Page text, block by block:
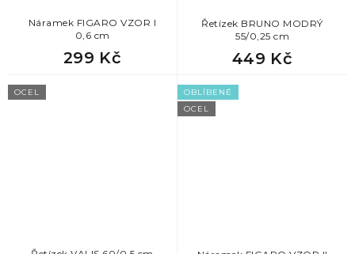
Náramek FIGARO VZOR I
0,6 cm
299 Kč
Řetízek BRUNO MODRÝ
55/0,25 cm
449 Kč
OCEL
OBLÍBENÉ
OCEL